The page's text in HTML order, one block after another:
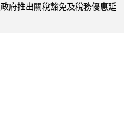
府推出關稅豁免及稅務優惠延